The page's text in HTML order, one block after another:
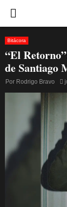
PRIMARY
MENU
Bitácora
“El
de Santiago
Por Rodrigo Bravo